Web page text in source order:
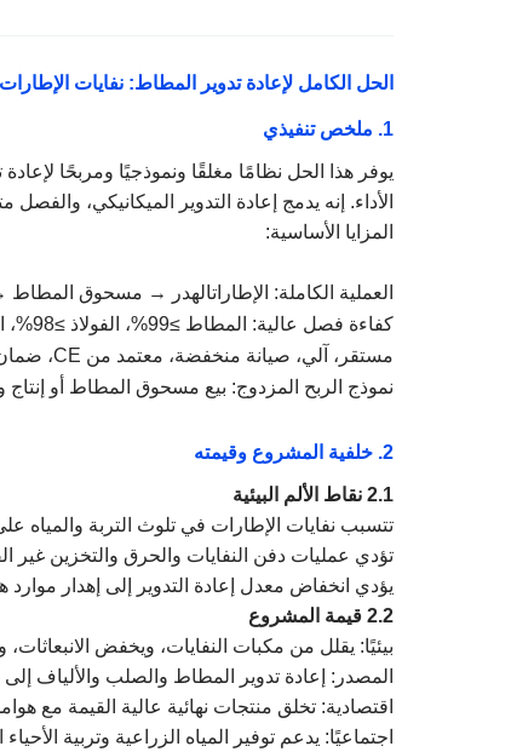
الحل الكامل لإعادة تدوير المطاط: نفايات
1. ملخص تنفيذي
يوفر هذا الحل نظامًا مغلقًا ونموذجيًا ومربحًا
الأداء. إنه يدمج إعادة التدوير الميكانيكي،
المزايا الأساسية:
العملية الكاملة: الإطاراتالهدر
→ مسحوق المطاط →
كفاءة فصل عالية: المطاط ≥99%، الفولاذ ≥98%، الألياف منزوعة بالكامل
مستقر، آلي، صيانة منخفضة، معتمد من CE، ضمان لمدة 3 سنوات
نموذج الربح المزدوج: بيع مسحوق المطاط أو إنتاج
2. خلفية المشروع وقيمته
2.1 نقاط الألم البيئية
تتسبب نفايات الإطارات في تلوث التربة والمياه
تؤدي عمليات دفن النفايات والحرق والتخزين
يؤدي انخفاض معدل إعادة التدوير إلى إهدار موارد
2.2 قيمة المشروع
بيئيًا: يقلل من مكبات النفايات، ويخفض الانبعاثات،
المصدر: إعادة تدوير المطاط والصلب والألياف إلى
اقتصادية: تخلق منتجات نهائية عالية القيمة مع
اجتماعيًا: يدعم توفير المياه الزراعية وتربية